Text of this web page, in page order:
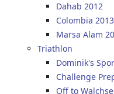
Dahab 2012
Colombia 2013
Marsa Alam
Triathlon
Dominik's
Challenge
Off to